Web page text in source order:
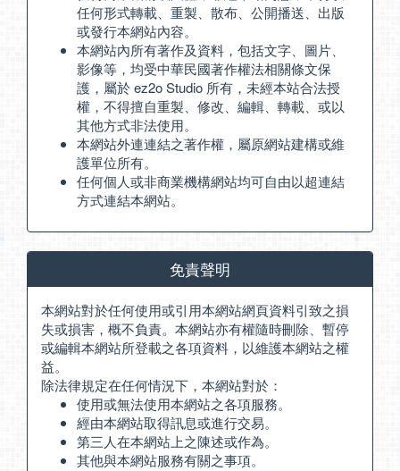
任何形式轉載、重製、散布、公開播送、出版
或發行本網站內容。
本網站內所有著作及資料，包括文字、圖片、
影像等，均受中華民國著作權法相關條文保
護，屬於 ez2o Studio 所有，未經本站合法授
權，不得擅自重製、修改、編輯、轉載、或以
其他方式非法使用。
本網站外連連結之著作權，屬原網站建構或維
護單位所有。
任何個人或非商業機構網站均可自由以超連結
方式連結本網站。
免責聲明
本網站對於任何使用或引用本網站網頁資料引致之損
失或損害，概不負責。本網站亦有權隨時刪除、暫停
或編輯本網站所登載之各項資料，以維護本網站之權
益。
除法律規定在任何情況下，本網站對於：
使用或無法使用本網站之各項服務。
經由本網站取得訊息或進行交易。
第三人在本網站上之陳述或作為。
其他與本網站服務有關之事項。